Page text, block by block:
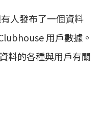
有人發布了一個資料
用戶數據。
料的各種與用戶有關